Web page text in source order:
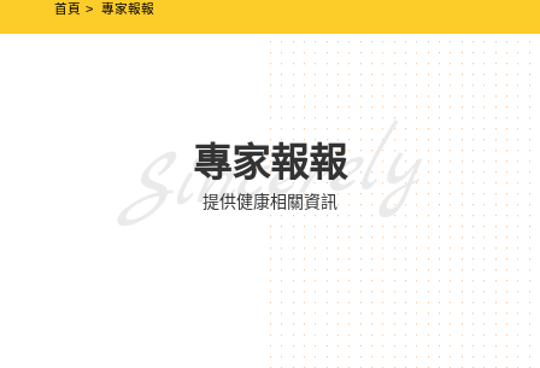
首頁 專家報報
專家報報
提供健康相關資訊
Sincerely